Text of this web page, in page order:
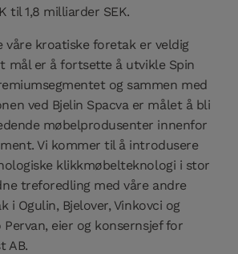
til 1,8 milliarder SEK.
våre kroatiske foretak er veldig
mål er å fortsette å utvikle Spin
og sammen med
ved Bjelin Spacva er målet å bli
møbelprodusenter innenfor
Vi kommer til å introdusere
klikkmøbelteknologi i stor
treforedling med våre andre
i Ogulin, Bjelover, Vinkovci og
eier og konsernsjef for
AB.